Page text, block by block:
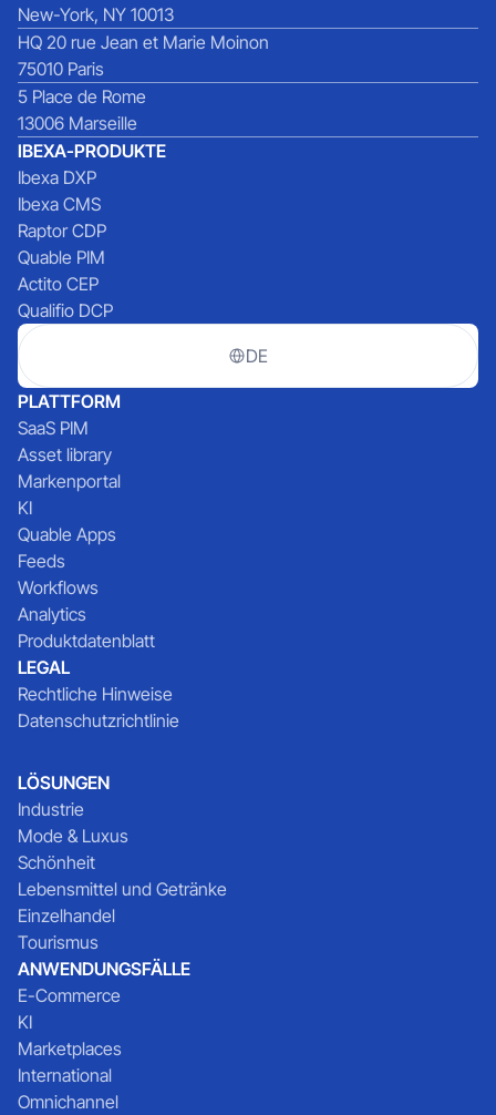
New-York, NY 10013
HQ 20 rue Jean et Marie Moinon
75010 Paris
5 Place de Rome
13006 Marseille
IBEXA-PRODUKTE
Ibexa DXP
Ibexa CMS
Raptor CDP
Quable PIM
Actito CEP
Qualifio DCP
DE
PLATTFORM
SaaS PIM
Asset library
Markenportal
KI
Quable Apps
Feeds
Workflows
Analytics
Produktdatenblatt
LEGAL
Rechtliche Hinweise
Datenschutzrichtlinie
LÖSUNGEN
Industrie
Mode & Luxus
Schönheit
Lebensmittel und Getränke
Einzelhandel
Tourismus
ANWENDUNGSFÄLLE
E-Commerce
KI
Marketplaces
International
Omnichannel